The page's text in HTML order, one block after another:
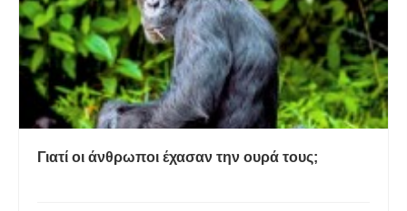
Γιατί οι άνθρωποι έχασαν την ουρά τους;